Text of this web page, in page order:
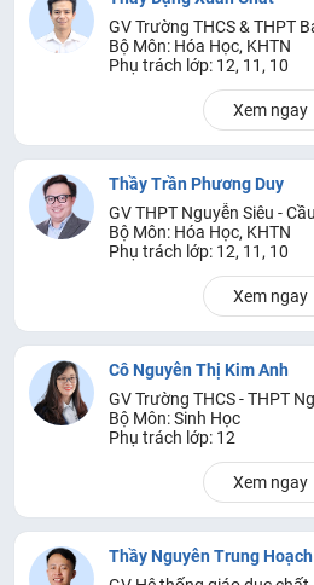
GV Trường THCS & THPT
Bộ Môn: Hóa Học, KHTN
Phụ trách lớp: 12, 11, 10
Xem ngay
Thầy Trần Phương Duy
GV THPT Nguyễn Siêu -
Bộ Môn: Hóa Học, KHTN
Phụ trách lớp: 12, 11, 10
Xem ngay
Cô Nguyễn Thị Kim Anh
GV Trường THCS - THPT
Bộ Môn: Sinh Học
Phụ trách lớp: 12
Xem ngay
Thầy Nguyễn Trung Hoạch